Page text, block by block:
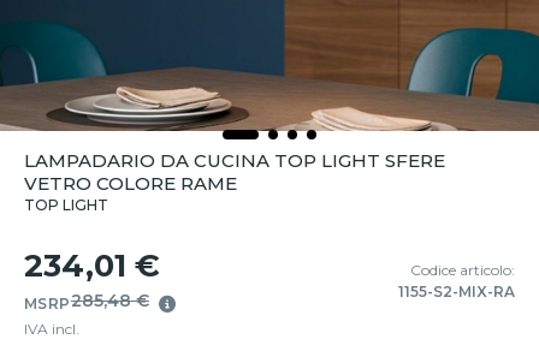
LAMPADARIO DA CUCINA TOP LIGHT SFERE
VETRO COLORE RAME
TOP LIGHT
234,01 €
MSRP285,48 €
IVA incl.
Codice articolo:
1155-S2-MIX-RA